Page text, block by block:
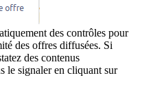
des contrôles pour
des offres diffusées. Si
des contenus
le signaler en cliquant sur